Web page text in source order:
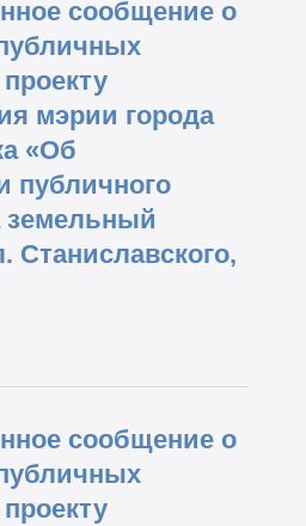
сообщение о
мэрии города
«Об
публичного
земельный
Станиславского,
сообщение о